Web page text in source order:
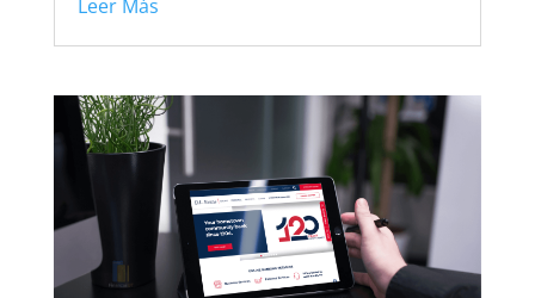
Leer Más